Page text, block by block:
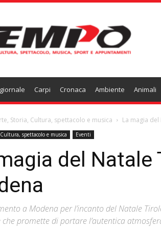
Carpi Cronaca Ambiente Animali
Storia, Cultura, spettacolo e musica La magia
spettacolo e musica Eventi
del Natale
a Modena per l’incanto del Natale
che promette di portare l’autentica